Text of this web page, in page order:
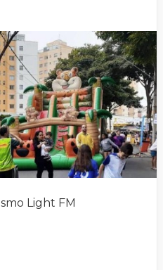
Light FM